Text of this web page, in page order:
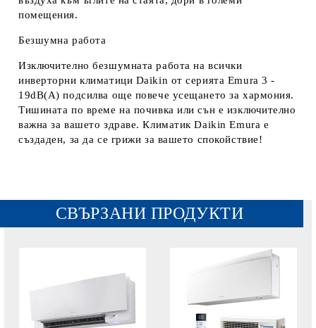
помещения.
Безшумна работа
Изключително безшумната работа на всички
инверторни климатици Daikin от серията Emura 3 -
19dB(А) подсилва още повече усещането за хармония.
Тишината по време на почивка или сън е изключително
важна за вашето здраве. Климатик Daikin Emura е
създаден, за да се грижи за вашето спокойствие!
СВЪРЗАНИ ПРОДУКТИ